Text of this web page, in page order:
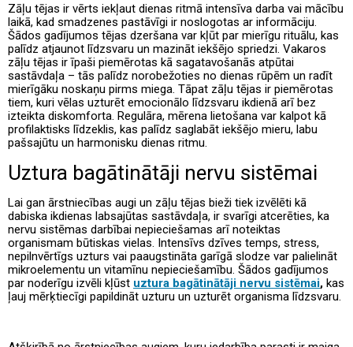
Zāļu tējas ir vērts iekļaut dienas ritmā intensīva darba vai mācību
laikā, kad smadzenes pastāvīgi ir noslogotas ar informāciju.
Šādos gadījumos tējas dzeršana var kļūt par mierīgu rituālu, kas
palīdz atjaunot līdzsvaru un mazināt iekšējo spriedzi. Vakaros
zāļu tējas ir īpaši piemērotas kā sagatavošanās atpūtai
sastāvdaļa – tās palīdz norobežoties no dienas rūpēm un radīt
mierīgāku noskaņu pirms miega. Tāpat zāļu tējas ir piemērotas
tiem, kuri vēlas uzturēt emocionālo līdzsvaru ikdienā arī bez
izteikta diskomforta. Regulāra, mērena lietošana var kalpot kā
profilaktisks līdzeklis, kas palīdz saglabāt iekšējo mieru, labu
pašsajūtu un harmonisku dienas ritmu.
Uztura bagātinātāji nervu sistēmai
Lai gan ārstniecības augi un zāļu tējas bieži tiek izvēlēti kā
dabiska ikdienas labsajūtas sastāvdaļa, ir svarīgi atcerēties, ka
nervu sistēmas darbībai nepieciešamas arī noteiktas
organismam būtiskas vielas. Intensīvs dzīves temps, stress,
nepilnvērtīgs uzturs vai paaugstināta garīgā slodze var palielināt
mikroelementu un vitamīnu nepieciešamību. Šādos gadījumos
par noderīgu izvēli kļūst uztura bagātinātāji nervu sistēmai, kas
ļauj mērķtiecīgi papildināt uzturu un uzturēt organisma līdzsvaru.